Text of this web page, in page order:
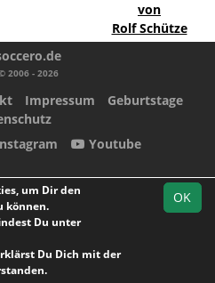
von
Rolf Schütze
2006 - 2026
Impressum
Geburtstage
Youtube
OK
um Dir den
können.
Du unter
Du Dich mit der